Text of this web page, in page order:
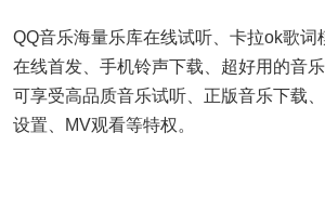
QQ音乐海量乐库在线试听、卡拉ok歌词
在线首发、手机铃声下载、超好用的音
可享受高品质音乐试听、正版音乐下载
设置、MV观看等特权。